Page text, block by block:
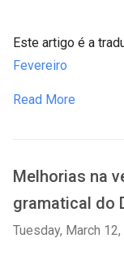
Este artigo é a
Fevereiro
Read More
Melhorias na
gramatical do
Tuesday, March